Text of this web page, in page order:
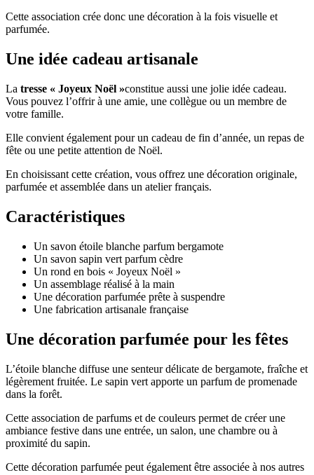
Cette association crée donc une décoration à la fois visuelle et
parfumée.
Une idée cadeau artisanale
La tresse « Joyeux Noël »constitue aussi une jolie idée cadeau.
Vous pouvez l’offrir à une amie, une collègue ou un membre de
votre famille.
Elle convient également pour un cadeau de fin d’année, un repas de
fête ou une petite attention de Noël.
En choisissant cette création, vous offrez une décoration originale,
parfumée et assemblée dans un atelier français.
Caractéristiques
Un savon étoile blanche parfum bergamote
Un savon sapin vert parfum cèdre
Un rond en bois « Joyeux Noël »
Un assemblage réalisé à la main
Une décoration parfumée prête à suspendre
Une fabrication artisanale française
Une décoration parfumée pour les fêtes
L’étoile blanche diffuse une senteur délicate de bergamote, fraîche et
légèrement fruitée. Le sapin vert apporte un parfum de promenade
dans la forêt.
Cette association de parfums et de couleurs permet de créer une
ambiance festive dans une entrée, un salon, une chambre ou à
proximité du sapin.
Cette décoration parfumée peut également être associée à nos autres